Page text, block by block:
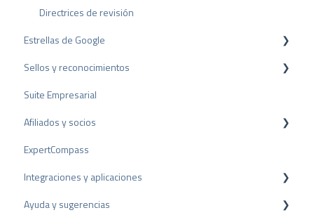
Directrices de revisión
Estrellas de Google
Rich Snippet
Sellos y reconocimientos
Sello PRO
Sello de valoración
Premios
Suite Empresarial
Afiliados y socios
Programa de partners
Recomendación
ExpertCompass
Integraciones y aplicaciones
Plugins para CMS
Ayuda y sugerencias